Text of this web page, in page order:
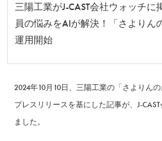
三陽工業がJ-CAST会社ウォッチ
員の悩みをAIが解決！「さよりん
運用開始
2024年10月10日、三陽工業の「さよりん
プレスリリースを基にした記事が、J-
ました。